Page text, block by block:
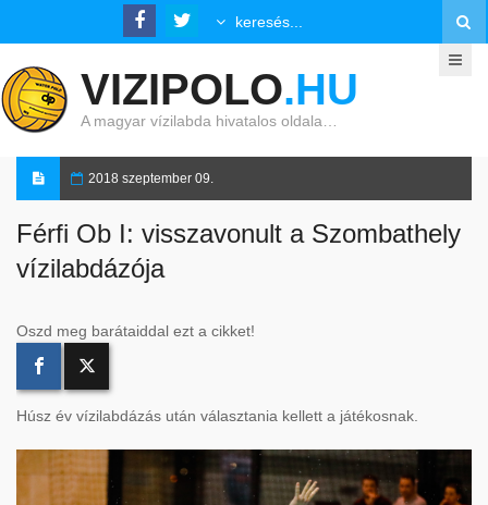
VIZIPOLO.HU
A magyar vízilabda hivatalos oldala…
2018 szeptember 09.
Férfi Ob I: visszavonult a Szombathely
vízilabdázója
Oszd meg barátaiddal ezt a cikket!
Húsz év vízilabdázás után választania kellett a játékosnak.